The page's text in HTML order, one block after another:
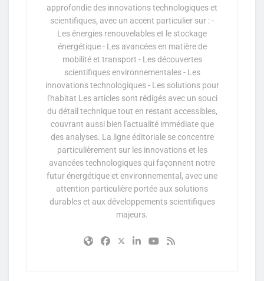
approfondie des innovations technologiques et
scientifiques, avec un accent particulier sur : -
Les énergies renouvelables et le stockage
énergétique - Les avancées en matière de
mobilité et transport - Les découvertes
scientifiques environnementales - Les
innovations technologiques - Les solutions pour
l'habitat Les articles sont rédigés avec un souci
du détail technique tout en restant accessibles,
couvrant aussi bien l'actualité immédiate que
des analyses. La ligne éditoriale se concentre
particulièrement sur les innovations et les
avancées technologiques qui façonnent notre
futur énergétique et environnemental, avec une
attention particulière portée aux solutions
durables et aux développements scientifiques
majeurs.